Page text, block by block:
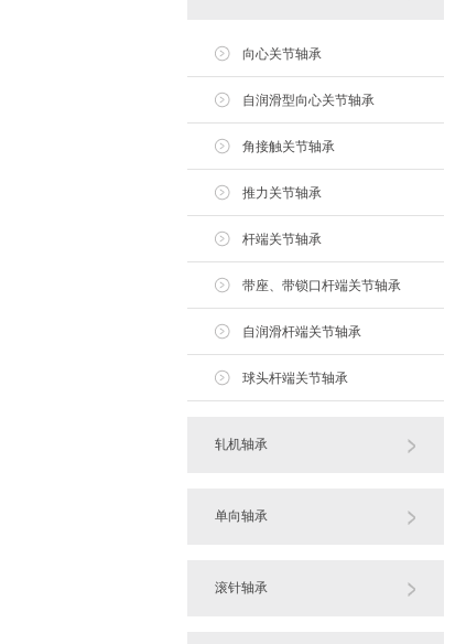
向心关节轴承
自润滑型向心关节轴承
角接触关节轴承
推力关节轴承
杆端关节轴承
带座、带锁口杆端关节轴承
自润滑杆端关节轴承
球头杆端关节轴承
轧机轴承
单向轴承
滚针轴承